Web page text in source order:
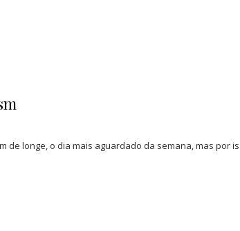
de longe, o dia mais aguardado da semana, mas por